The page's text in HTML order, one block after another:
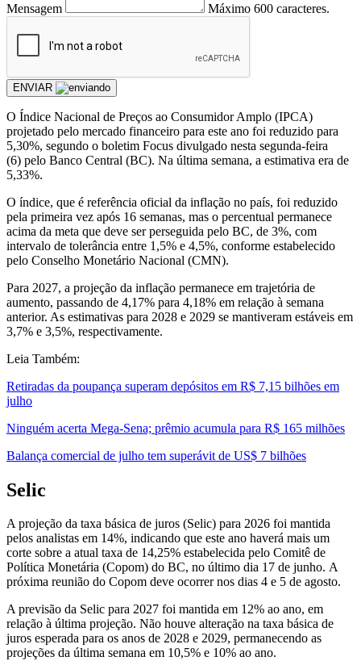
Mensagem Máximo 600 caracteres.
ENVIAR
O Índice Nacional de Preços ao Consumidor Amplo (IPCA)
projetado pelo mercado financeiro para este ano foi reduzido para
5,30%, segundo o boletim Focus divulgado nesta segunda-feira
(6) pelo Banco Central (BC). Na última semana, a estimativa era de
5,33%.
O índice, que é referência oficial da inflação no país, foi reduzido
pela primeira vez após 16 semanas, mas o percentual permanece
acima da meta que deve ser perseguida pelo BC, de 3%, com
intervalo de tolerância entre 1,5% e 4,5%, conforme estabelecido
pelo Conselho Monetário Nacional (CMN).
Para 2027, a projeção da inflação permanece em trajetória de
aumento, passando de 4,17% para 4,18% em relação à semana
anterior. As estimativas para 2028 e 2029 se mantiveram estáveis em
3,7% e 3,5%, respectivamente.
Leia Também:
Retiradas da poupança superam depósitos em R$ 7,15 bilhões em
julho
Ninguém acerta Mega-Sena; prêmio acumula para R$ 165 milhões
Balança comercial de julho tem superávit de US$ 7 bilhões
Selic
A projeção da taxa básica de juros (Selic) para 2026 foi mantida
pelos analistas em 14%, indicando que este ano haverá mais um
corte sobre a atual taxa de 14,25% estabelecida pelo Comitê de
Política Monetária (Copom) do BC, no último dia 17 de junho. A
próxima reunião do Copom deve ocorrer nos dias 4 e 5 de agosto.
A previsão da Selic para 2027 foi mantida em 12% ao ano, em
relação à última projeção. Não houve alteração na taxa básica de
juros esperada para os anos de 2028 e 2029, permanecendo as
projeções da última semana em 10,5% e 10% ao ano.